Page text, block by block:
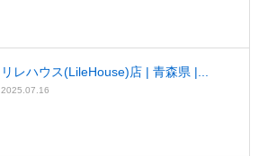
リレハウス(LileHouse)店 | 青森県 |...
2025.07.16